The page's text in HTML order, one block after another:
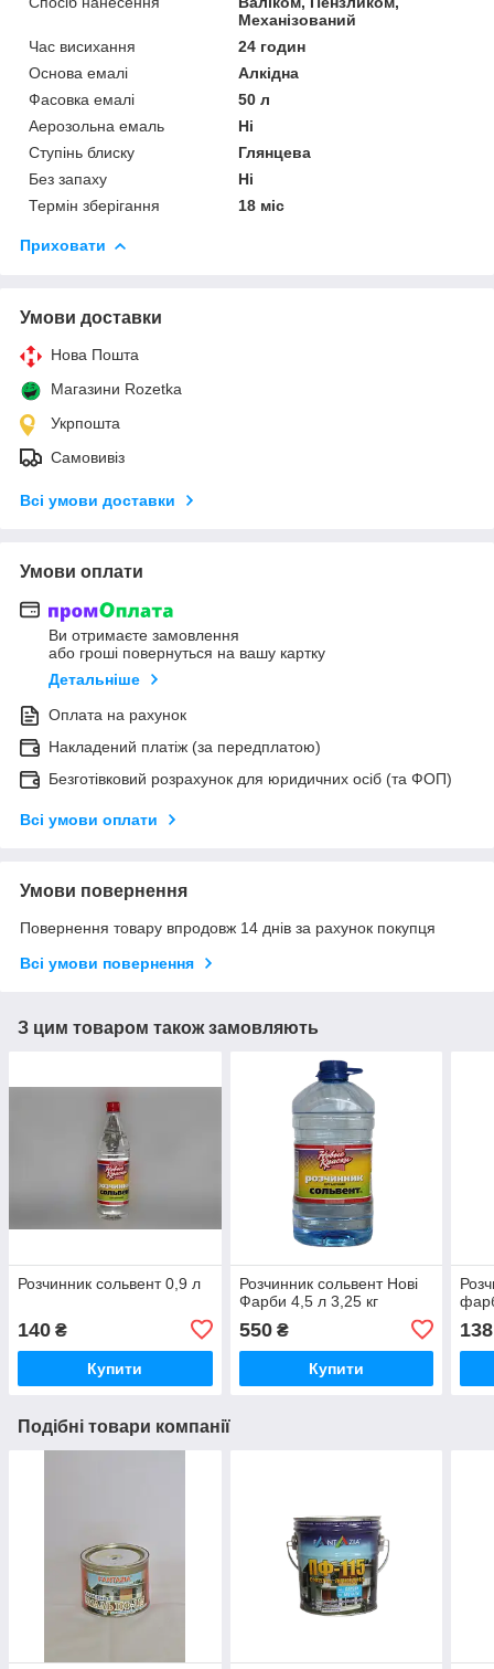
Механізований
Час висихання
24 годин
Основа емалі
Алкідна
Фасовка емалі
50 л
Аерозольна емаль
Ні
Ступінь блиску
Глянцева
Без запаху
Ні
Термін зберігання
18 міс
Приховати
Умови доставки
Нова Пошта
Магазини Rozetka
Укрпошта
Самовивіз
Всі умови доставки
Умови оплати
Ви отримаєте замовлення
або гроші повернуться на вашу картку
Детальніше
Оплата на рахунок
Накладений платіж (за передплатою)
Безготівковий розрахунок для юридичних осіб (та ФОП)
Всі умови оплати
Умови повернення
Повернення товару впродовж 14 днів за рахунок покупця
Всі умови повернення
З цим товаром також замовляють
Розчинник сольвент 0,9 л
140 ₴
Купити
Розчинник сольвент Нові
Фарби 4,5 л 3,25 кг
550₴
Купити
138
Подібні товари компанії